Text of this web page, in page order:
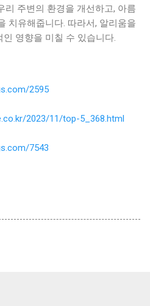
리 주변의 환경을 개선하고, 아름
치유해줍니다. 따라서, 알리움을
영향을 미칠 수 있습니다.
2595
2023/11/top-5_368.html
7543